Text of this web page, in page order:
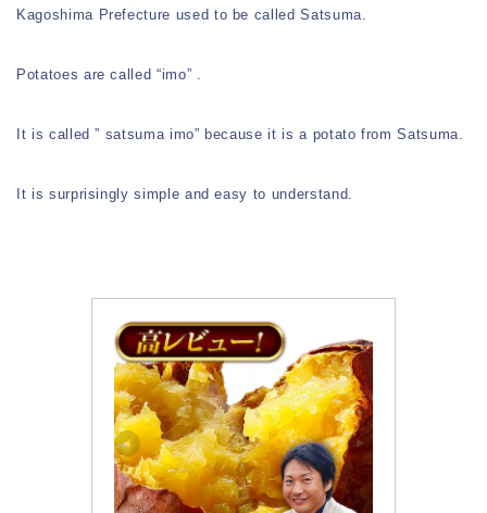
Kagoshima Prefecture used to be called Satsuma.
Potatoes are called “imo” .
It is called ” satsuma imo” because it is a potato from Satsuma.
It is surprisingly simple and easy to understand.